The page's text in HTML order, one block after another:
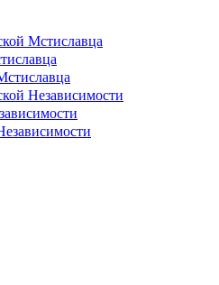
Мстиславца
Независимости